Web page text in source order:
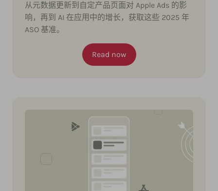
从元数据更新到自定产品页面对 Apple Ads 的影
响，再到 AI 在应用中的增长，获取这些 2025 年
ASO 基准。
Read now